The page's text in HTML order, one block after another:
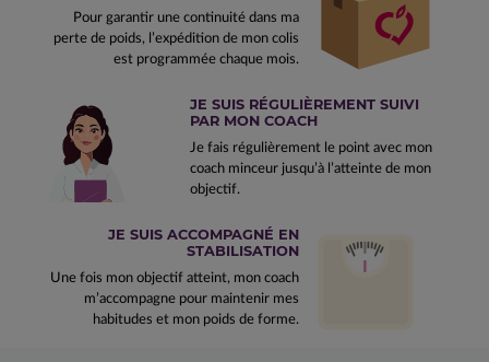
Pour garantir une continuité dans ma
perte de poids, l’expédition de mon colis
est programmée chaque mois.
JE SUIS RÉGULIÈREMENT SUIVI
PAR MON COACH
Je fais régulièrement le point avec mon
coach minceur jusqu’à l’atteinte de mon
objectif.
JE SUIS ACCOMPAGNÉ EN
STABILISATION
Une fois mon objectif atteint, mon coach
m’accompagne pour maintenir mes
habitudes et mon poids de forme.